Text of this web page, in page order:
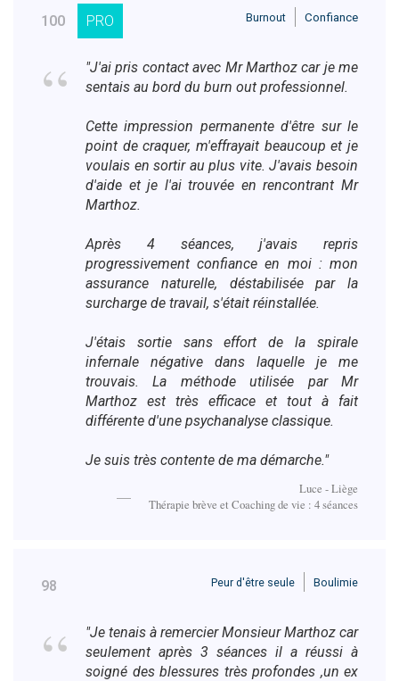
100 PRO Burnout Confiance
"J'ai pris contact avec Mr Marthoz car je me
sentais au bord du burn out professionnel.
Cette impression permanente d'être sur le
point de craquer, m'effrayait beaucoup et je
voulais en sortir au plus vite. J'avais besoin
d'aide et je l'ai trouvée en rencontrant Mr
Marthoz.
Après 4 séances, j'avais repris
progressivement confiance en moi : mon
assurance naturelle, déstabilisée par la
surcharge de travail, s'était réinstallée.
J'étais sortie sans effort de la spirale
infernale négative dans laquelle je me
trouvais. La méthode utilisée par Mr
Marthoz est très efficace et tout à fait
différente d'une psychanalyse classique.
Je suis très contente de ma démarche."
Luce - Liège
Thérapie brève et Coaching de vie : 4 séances
98 Peur d'être seule Boulimie
"Je tenais à remercier Monsieur Marthoz car
seulement après 3 séances il a réussi à
soigné des blessures très profondes ,un ex